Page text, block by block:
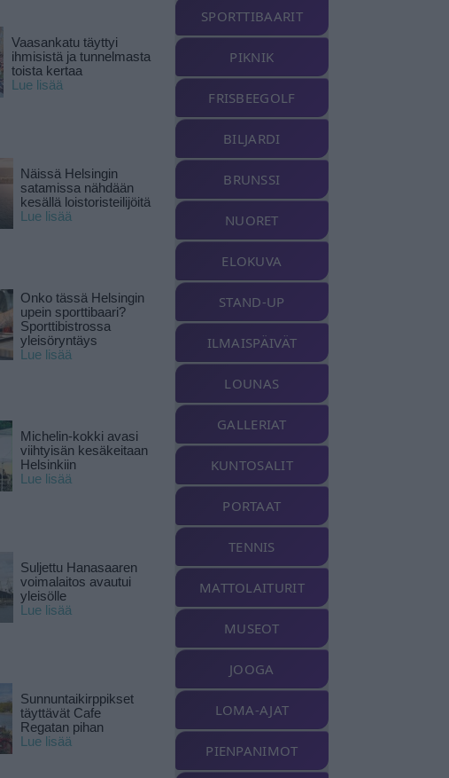
Vaasankatu täyttyi
ihmisistä ja tunnelmasta
toista kertaa
Lue lisää
Näissä Helsingin
satamissa nähdään
kesällä loistoristeilijöitä
Lue lisää
Onko tässä Helsingin
upein sporttibaari?
Sporttibistrossa
yleisöryntäys
Lue lisää
Michelin-kokki avasi
viihtyisän kesäkeitaan
Helsinkiin
Lue lisää
Suljettu Hanasaaren
voimalaitos avautui
yleisölle
Lue lisää
Sunnuntaikirppikset
täyttävät Cafe
Regatan pihan
Lue lisää
SPORTTIBAARIT
PIKNIK
FRISBEEGOLF
BILJARDI
BRUNSSI
NUORET
ELOKUVA
STAND-UP
ILMAISPÄIVÄT
LOUNAS
GALLERIAT
KUNTOSALIT
PORTAAT
TENNIS
MATTOLAITURIT
MUSEOT
JOOGA
LOMA-AJAT
PIENPANIMOT